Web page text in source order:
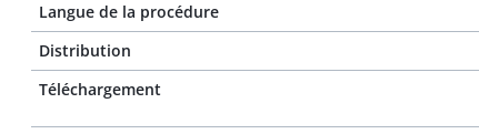
Langue de la procédure
Distribution
Téléchargement